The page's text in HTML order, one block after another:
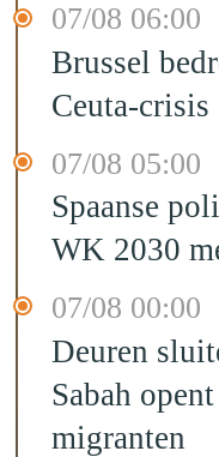
07/08 06:00
Brussel
Ceuta-crisis
07/08 05:00
Spaanse
WK 2030
07/08 00:00
Deuren
Sabah
migranten